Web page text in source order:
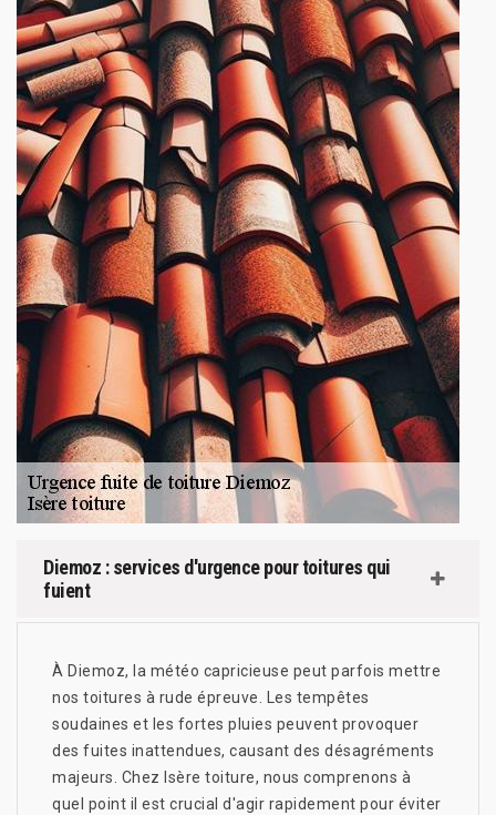
Diemoz : services d'urgence pour toitures qui
fuient
À Diemoz, la météo capricieuse peut parfois mettre
nos toitures à rude épreuve. Les tempêtes
soudaines et les fortes pluies peuvent provoquer
des fuites inattendues, causant des désagréments
majeurs. Chez Isère toiture, nous comprenons à
quel point il est crucial d'agir rapidement pour éviter